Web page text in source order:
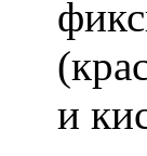
и